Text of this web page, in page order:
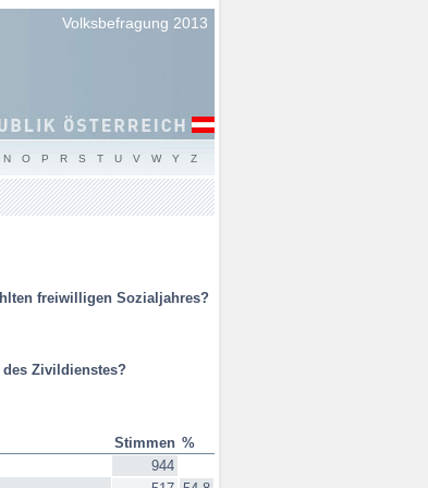
Volksbefragung 2013
freiwilligen Sozialjahres?
Zivildienstes?
Stimmen %
944
N O P R S T U V W Y Z